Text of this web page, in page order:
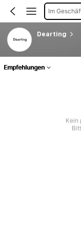
Im
Dearting
Empfehlungen
Kein